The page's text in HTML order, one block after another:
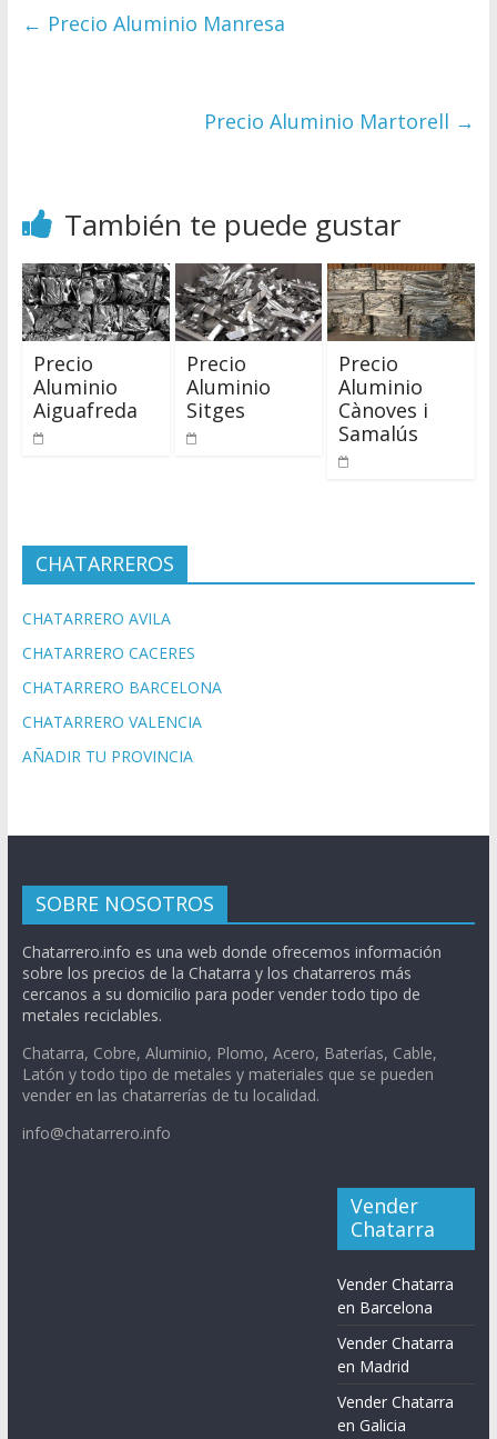
← Precio Aluminio Manresa
Precio Aluminio Martorell →
También te puede gustar
Precio
Aluminio
Aiguafreda
Precio
Aluminio
Sitges
Precio
Aluminio
Cànoves i
Samalús
CHATARREROS
CHATARRERO AVILA
CHATARRERO CACERES
CHATARRERO BARCELONA
CHATARRERO VALENCIA
AÑADIR TU PROVINCIA
SOBRE NOSOTROS
Chatarrero.info es una web donde ofrecemos información
sobre los precios de la Chatarra y los chatarreros más
cercanos a su domicilio para poder vender todo tipo de
metales reciclables.
Chatarra, Cobre, Aluminio, Plomo, Acero, Baterías, Cable,
Latón y todo tipo de metales y materiales que se pueden
vender en las chatarrerías de tu localidad.
info@chatarrero.info
Vender
Chatarra
Vender Chatarra
en Barcelona
Vender Chatarra
en Madrid
Vender Chatarra
en Galicia